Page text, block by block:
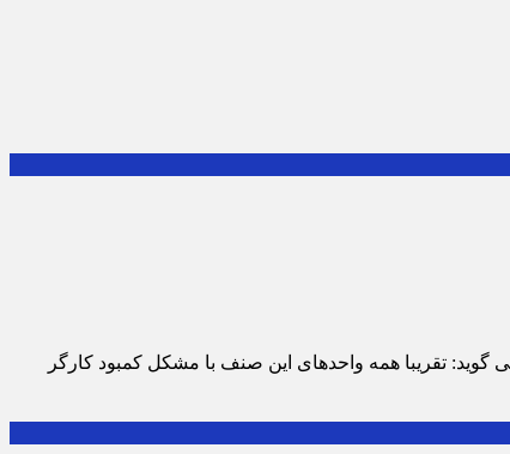
تقریبا همه واحدهای این صنف با مشکل کمبود کارگر